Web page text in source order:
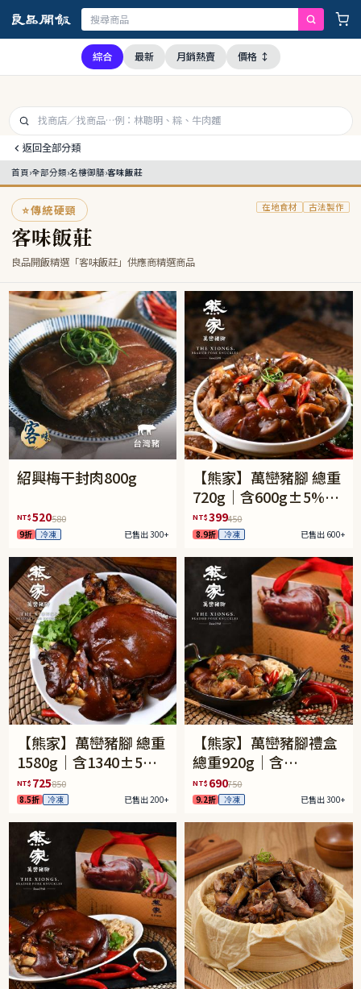
公司全品項與上游供應商均未採用問題油品，請安心購買食用
綜合 最新 月銷熱賣 價格 ↕
返回全部分類
首頁›全部分類›名樓御膳›客味飯莊
⭐傳統硬頸
客味飯莊
良品開飯精選「客味飯莊」供應商精選商品
在地食材 古法製作
紹興梅干封肉800g
NT$520580
9折 冷凍 已售出 300+
【熊家】萬巒豬腳 總重
720g｜含600g±5%豬
腳含骨+120g醬包
NT$399450
8.9折 冷凍 已售出 600+
【熊家】萬巒豬腳 總重
1580g｜含1340±5%
豬腳含骨+240g醬包
NT$ 725850
8.5折 冷凍 已售出 200+
【熊家】萬巒豬腳禮盒
總重920g｜含
600g±5%豬腳含骨
+120g醬包+200g麵線
NT$ 690750
9.2折 冷凍 已售出 300+